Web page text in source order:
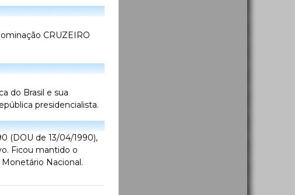
CRUZEIRO
do Brasil e sua
presidencialista.
(DOU de 13/04/1990),
Ficou mantido o
Nacional.